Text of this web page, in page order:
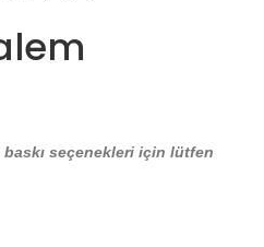
seçenekleri için lütfen